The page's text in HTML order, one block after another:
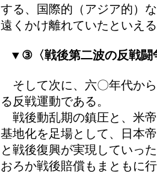
する、国際的（アジア的）
遠くかけ離れていたといえ
▼③〈戦後第二波の反戦
そして次に、六〇年代か
る反戦運動である。
戦後動乱期の鎮圧と、米
基地化を足場として、日本
と戦後復興が実現していっ
おろか戦後賠償もまともに